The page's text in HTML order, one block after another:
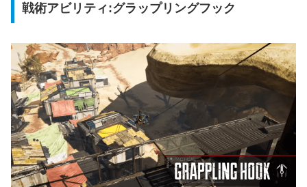
戦術アビリティ:グラップリングフック